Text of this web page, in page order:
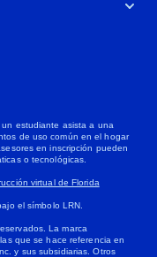
estudiante asista a una
de uso común en el hogar
en inscripción pueden
o tecnológicas.
virtual de Florida
el símbolo LRN.
La marca
que se hace referencia en
y sus subsidiarias. Otros